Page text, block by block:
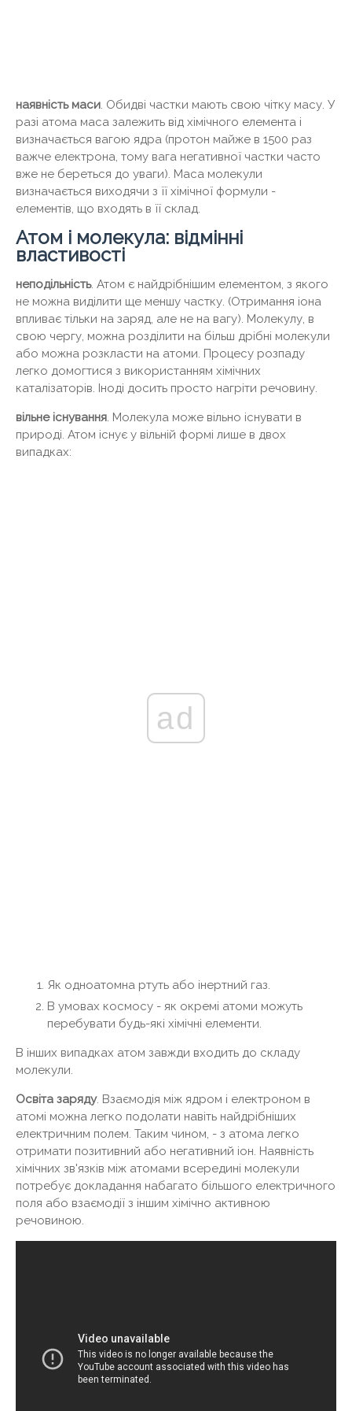
наявність маси. Обидві частки мають свою чітку масу. У
разі атома маса залежить від хімічного елемента і
визначається вагою ядра (протон майже в 1500 раз
важче електрона, тому вага негативної частки часто
вже не береться до уваги). Маса молекули
визначається виходячи з її хімічної формули -
елементів, що входять в її склад.
Атом і молекула: відмінні
властивості
неподільність. Атом є найдрібнішим елементом, з якого
не можна виділити ще меншу частку. (Отримання іона
впливає тільки на заряд, але не на вагу). Молекулу, в
свою чергу, можна розділити на більш дрібні молекули
або можна розкласти на атоми. Процесу розпаду
легко домогтися з використанням хімічних
каталізаторів. Іноді досить просто нагріти речовину.
вільне існування. Молекула може вільно існувати в
природі. Атом існує у вільній формі лише в двох
випадках:
ad
Як одноатомна ртуть або інертний газ.
В умовах космосу - як окремі атоми можуть
перебувати будь-які хімічні елементи.
В інших випадках атом завжди входить до складу
молекули.
Освіта заряду. Взаємодія між ядром і електроном в
атомі можна легко подолати навіть найдрібніших
електричним полем. Таким чином, - з атома легко
отримати позитивний або негативний іон. Наявність
хімічних зв'язків між атомами всередині молекули
потребує докладання набагато більшого електричного
поля або взаємодії з іншим хімічно активною
речовиною.